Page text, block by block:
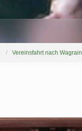
Vereinsfahrt nach Wagrain